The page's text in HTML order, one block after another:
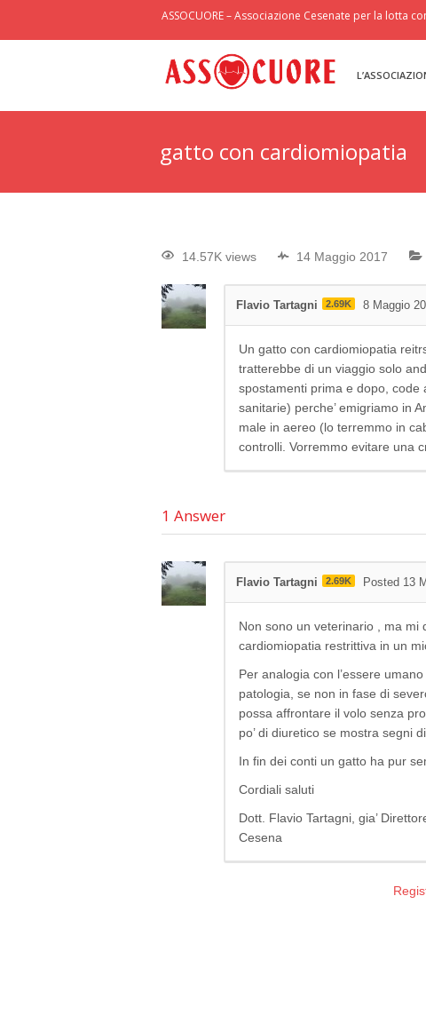
ASSOCUORE – Associazione Cesenate per la lotta
gatto con cardiomiopatia
14.57K views 14 Maggio 2017
Flavio Tartagni 2.69K 8 Maggio
Un gatto con cardiomiopatia
tratterebbe di un viaggio solo
spostamenti prima e dopo, code
sanitarie) perche’ emigriamo in
male in aereo (lo terremmo in
controlli. Vorremmo evitare una
1 Answer
Flavio Tartagni 2.69K Posted 13
Non sono un veterinario , ma mi
cardiomiopatia restrittiva in un
Per analogia con l’essere
patologia, se non in fase di
possa affrontare il volo senza
po’ di diuretico se mostra segni
In fin dei conti un gatto ha pur
Cordiali saluti
Dott. Flavio Tartagni, gia’
Cesena